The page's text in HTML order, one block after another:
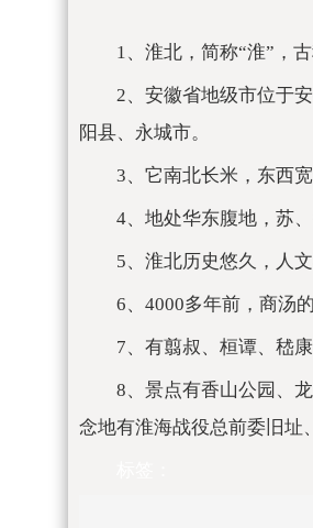
1、淮北，简称“淮”，古
2、安徽省地级市位于
阳县、永城市。
3、它南北长米，东西
4、地处华东腹地，苏
5、淮北历史悠久，人文
6、4000多年前，商汤
7、有翦叔、桓谭、嵇康
8、景点有香山公园、
念地有淮海战役总前委旧址